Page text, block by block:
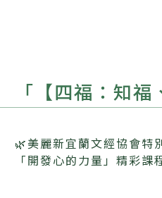
「【四福：知福
🌿美麗新宜蘭文經協會特
「開發心的力量」精彩課